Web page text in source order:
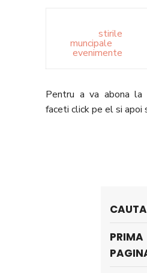
stirile
muncipale
evenimente
Pentru a va abona la
faceti click pe el si apoi
PRIMA